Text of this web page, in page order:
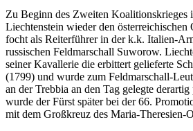
Zu Beginn des Zweiten Koalitionskrieges
Liechtenstein wieder den österreichischen
focht als Reiterführer in der k.k. Italien-
russischen Feldmarschall Suworow.
seiner Kavallerie die erbittert gelieferte
(1799) und wurde zum Feldmarschall-
an der Trebbia an den Tag gelegte
wurde der Fürst später bei der 66.
mit dem Großkreuz des Maria-Theresien-